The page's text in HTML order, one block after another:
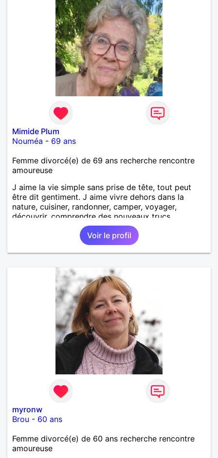
Mimide Plum
Nouméa - 69 ans
Femme divorcé(e) de 69 ans recherche rencontre
amoureuse
J aime la vie simple sans prise de tête, tout peut
être dit gentiment. J aime vivre dehors dans la
nature, cuisiner, randonner, camper, voyager,
découvrir, comprendre des nouveaux trucs
techniques et sur la vie des êtres vivants. J aime
danser, faire la fête. Je ne bois pratiquement pas d
alcool, je fume rarement, je ris souvent. Je cherche
un vrai amoureux pour continuer à profiter de la vie
en ai marre je veux partagé et rigoler
Voir le profil
myronw
Brou - 60 ans
Femme divorcé(e) de 60 ans recherche rencontre
amoureuse